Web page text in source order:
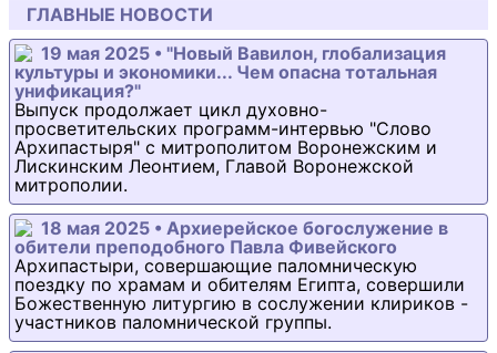
ГЛАВНЫЕ НОВОСТИ
19 мая 2025 • "Новый Вавилон, глобализация
культуры и экономики... Чем опасна тотальная
унификация?"
Выпуск продолжает цикл духовно-
просветительских программ-интервью "Слово
Архипастыря" с митрополитом Воронежским и
Лискинским Леонтием, Главой Воронежской
митрополии.
18 мая 2025 • Архиерейское богослужение в
обители преподобного Павла Фивейского
Архипастыри, совершающие паломническую
поездку по храмам и обителям Египта, совершили
Божественную литургию в сослужении клириков -
участников паломнической группы.